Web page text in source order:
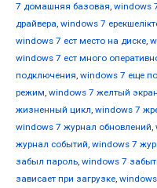
7 домашняя базовая, windows
драйвера, windows 7
windows 7 ест место на диске,
windows 7 ест много
подключения, windows 7 еще
режим, windows 7 желтый экран
жизненный цикл, windows 7
windows 7 журнал обновлений,
журнал событий, windows 7
забыл пароль, windows 7
зависает при загрузке, windows